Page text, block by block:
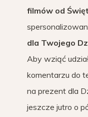
filmów od
dla Twojego
Aby wziąć
komentarzu do
na prezent dla
jeszcze jutro o